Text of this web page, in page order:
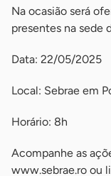
Na ocasião será
presentes na sede
Data: 22/05/2025
Local: Sebrae em
Horário: 8h
Acompanhe as
www.sebrae.ro ou